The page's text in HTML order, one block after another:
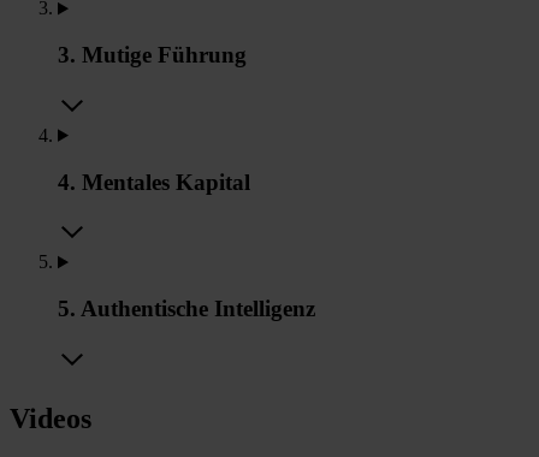
3. Mutige Führung
4. Mentales Kapital
5. Authentische Intelligenz
Videos